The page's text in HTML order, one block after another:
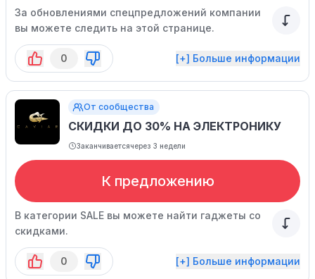
За обновлениями спецпредложений компании
вы можете следить на этой странице.
0 [+] Больше информации
От сообщества
СКИДКИ ДО 30% НА ЭЛЕКТРОНИКУ
Заканчиваетсячерез 3 недели
К предложению
В категории SALE вы можете найти гаджеты со
скидками.
0 [+] Больше информации